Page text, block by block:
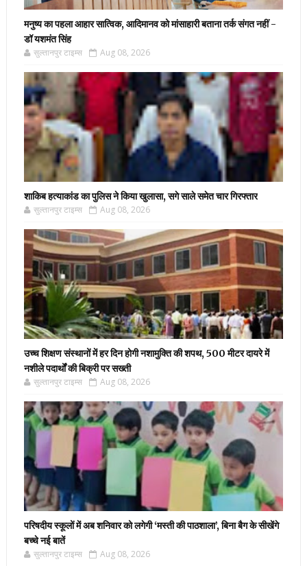
मनुष्य का पहला आहार सात्विक, आदिमानव को मांसाहारी बताना तर्क संगत नहीं -
डॉ यशमंत सिंह
सुल्तानपुर टाइम्स Aug 08, 2026
शाकिब हत्याकांड का पुलिस ने किया खुलासा, सगे साले समेत चार गिरफ्तार
सुल्तानपुर टाइम्स Aug 08, 2026
उच्च शिक्षण संस्थानों में हर दिन होगी नशामुक्ति की शपथ, 500 मीटर दायरे में
नशीले पदार्थों की बिक्री पर सख्ती
सुल्तानपुर टाइम्स Aug 08, 2026
परिषदीय स्कूलों में अब शनिवार को लगेगी ‘मस्ती की पाठशाला’, बिना बैग के सीखेंगे
बच्चे नई बातें
सुल्तानपुर टाइम्स Aug 08, 2026